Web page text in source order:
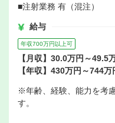
■注射業務 有（混注）
給与
年収700万円以上可
【月収】30.0万円～49.5
【年収】430万円～744万
※年齢、経験、能力を考
す。